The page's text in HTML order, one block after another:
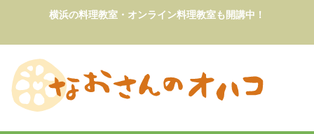
content
横浜の料理教室・オンライン料理教室も開講中！